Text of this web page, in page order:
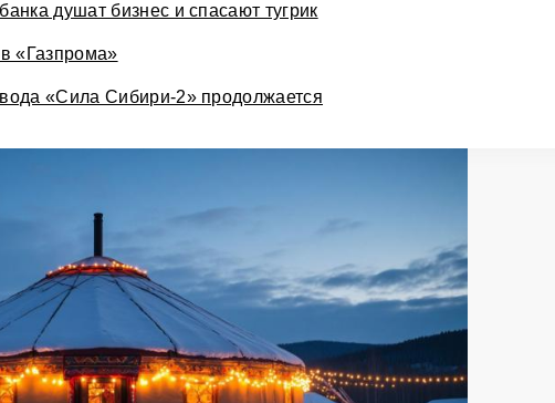
душат бизнес и спасают тугрик
«Газпрома»
«Сила Сибири-2» продолжается